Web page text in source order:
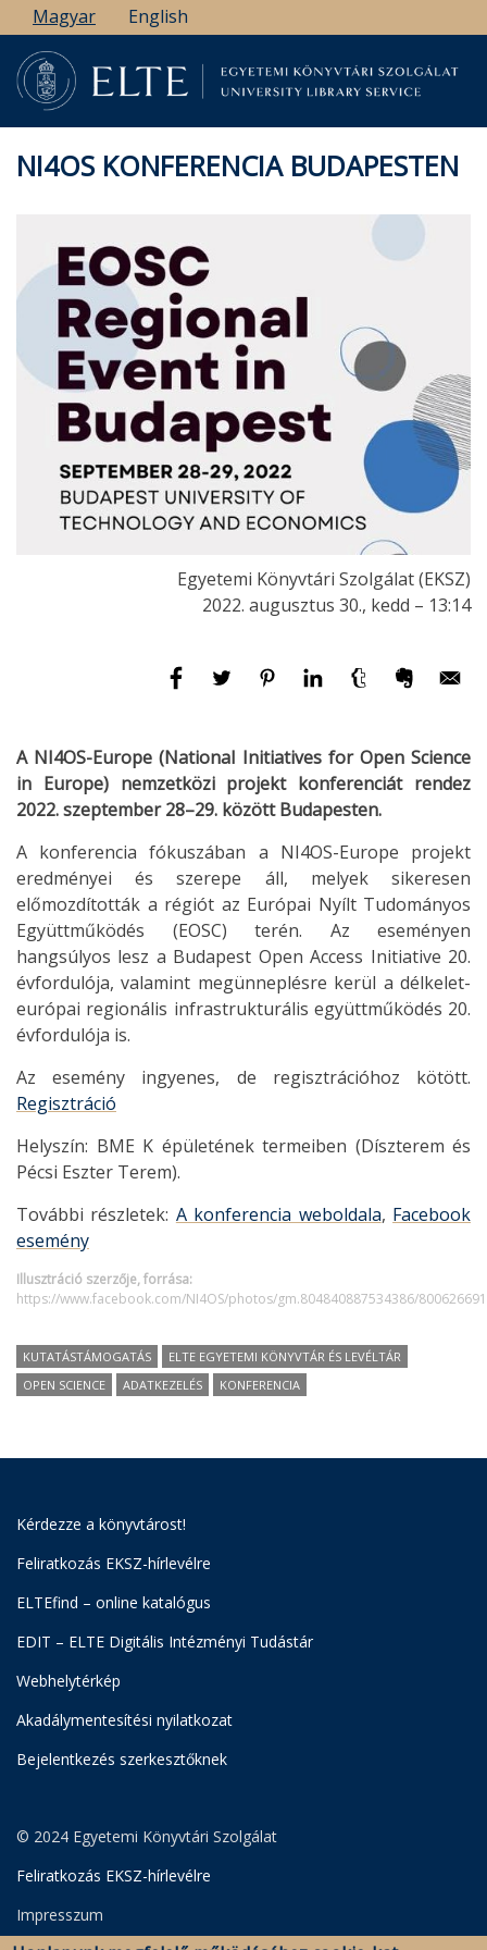
Ugrás
a
tartalomra
Magyar English
NI4OS KONFERENCIA BUDAPESTEN
Egyetemi Könyvtári Szolgálat (EKSZ)
2022. augusztus 30., kedd – 13:14
A NI4OS-Europe (National Initiatives for Open Science
in Europe) nemzetközi projekt konferenciát rendez
2022. szeptember 28–29. között Budapesten.
A konferencia fókuszában a NI4OS-Europe projekt
eredményei és szerepe áll, melyek sikeresen
előmozdították a régiót az Európai Nyílt Tudományos
Együttműködés (EOSC) terén. Az eseményen
hangsúlyos lesz a Budapest Open Access Initiative 20.
évfordulója, valamint megünneplésre kerül a délkelet-
európai regionális infrastrukturális együttműködés 20.
évfordulója is.
Az esemény ingyenes, de regisztrációhoz kötött.
Regisztráció
Helyszín: BME K épületének termeiben (Díszterem és
Pécsi Eszter Terem).
További részletek: A konferencia weboldala, Facebook
esemény
Illusztráció szerzője, forrása:
https://www.facebook.com/NI4OS/photos/gm.804840887534386/
KUTATÁSTÁMOGATÁS
ELTE EGYETEMI KÖNYVTÁR ÉS LEVÉLTÁR
OPEN SCIENCE
ADATKEZELÉS KONFERENCIA
Kérdezze a könyvtárost!
Feliratkozás EKSZ-hírlevélre
ELTEfind – online katalógus
EDIT – ELTE Digitális Intézményi Tudástár
Webhelytérkép
Akadálymentesítési nyilatkozat
Bejelentkezés szerkesztőknek
© 2024 Egyetemi Könyvtári Szolgálat
Feliratkozás EKSZ-hírlevélre
Impresszum